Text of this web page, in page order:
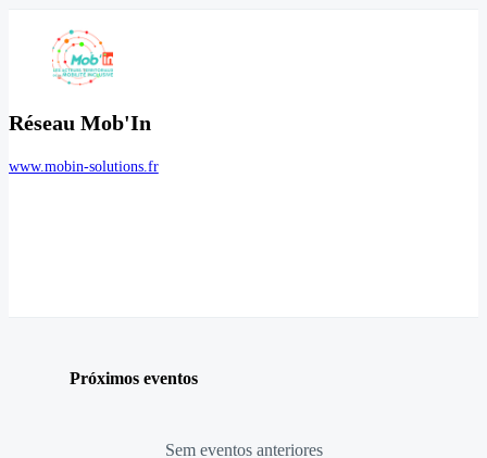
Réseau Mob'In
www.mobin-solutions.fr
Próximos eventos
Sem eventos anteriores